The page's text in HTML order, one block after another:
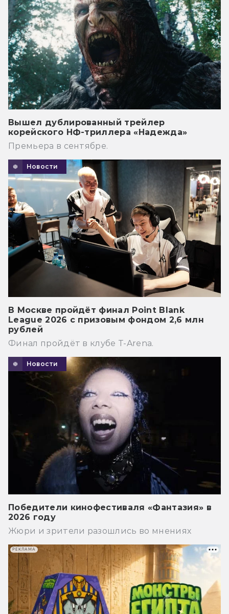
Вышел дублированный трейлер
корейского НФ-триллера «Надежда»
Премьера в сентябре.
Новости
В Москве пройдёт финал Point Blank
League 2026 с призовым фондом 2,6 млн
рублей
Финал пройдёт в клубе T-Arena.
Новости
Победители кинофестиваля «Фантазия» в
2026 году
Жюри и зрители разошлись во мнениях
РЕКЛАМА